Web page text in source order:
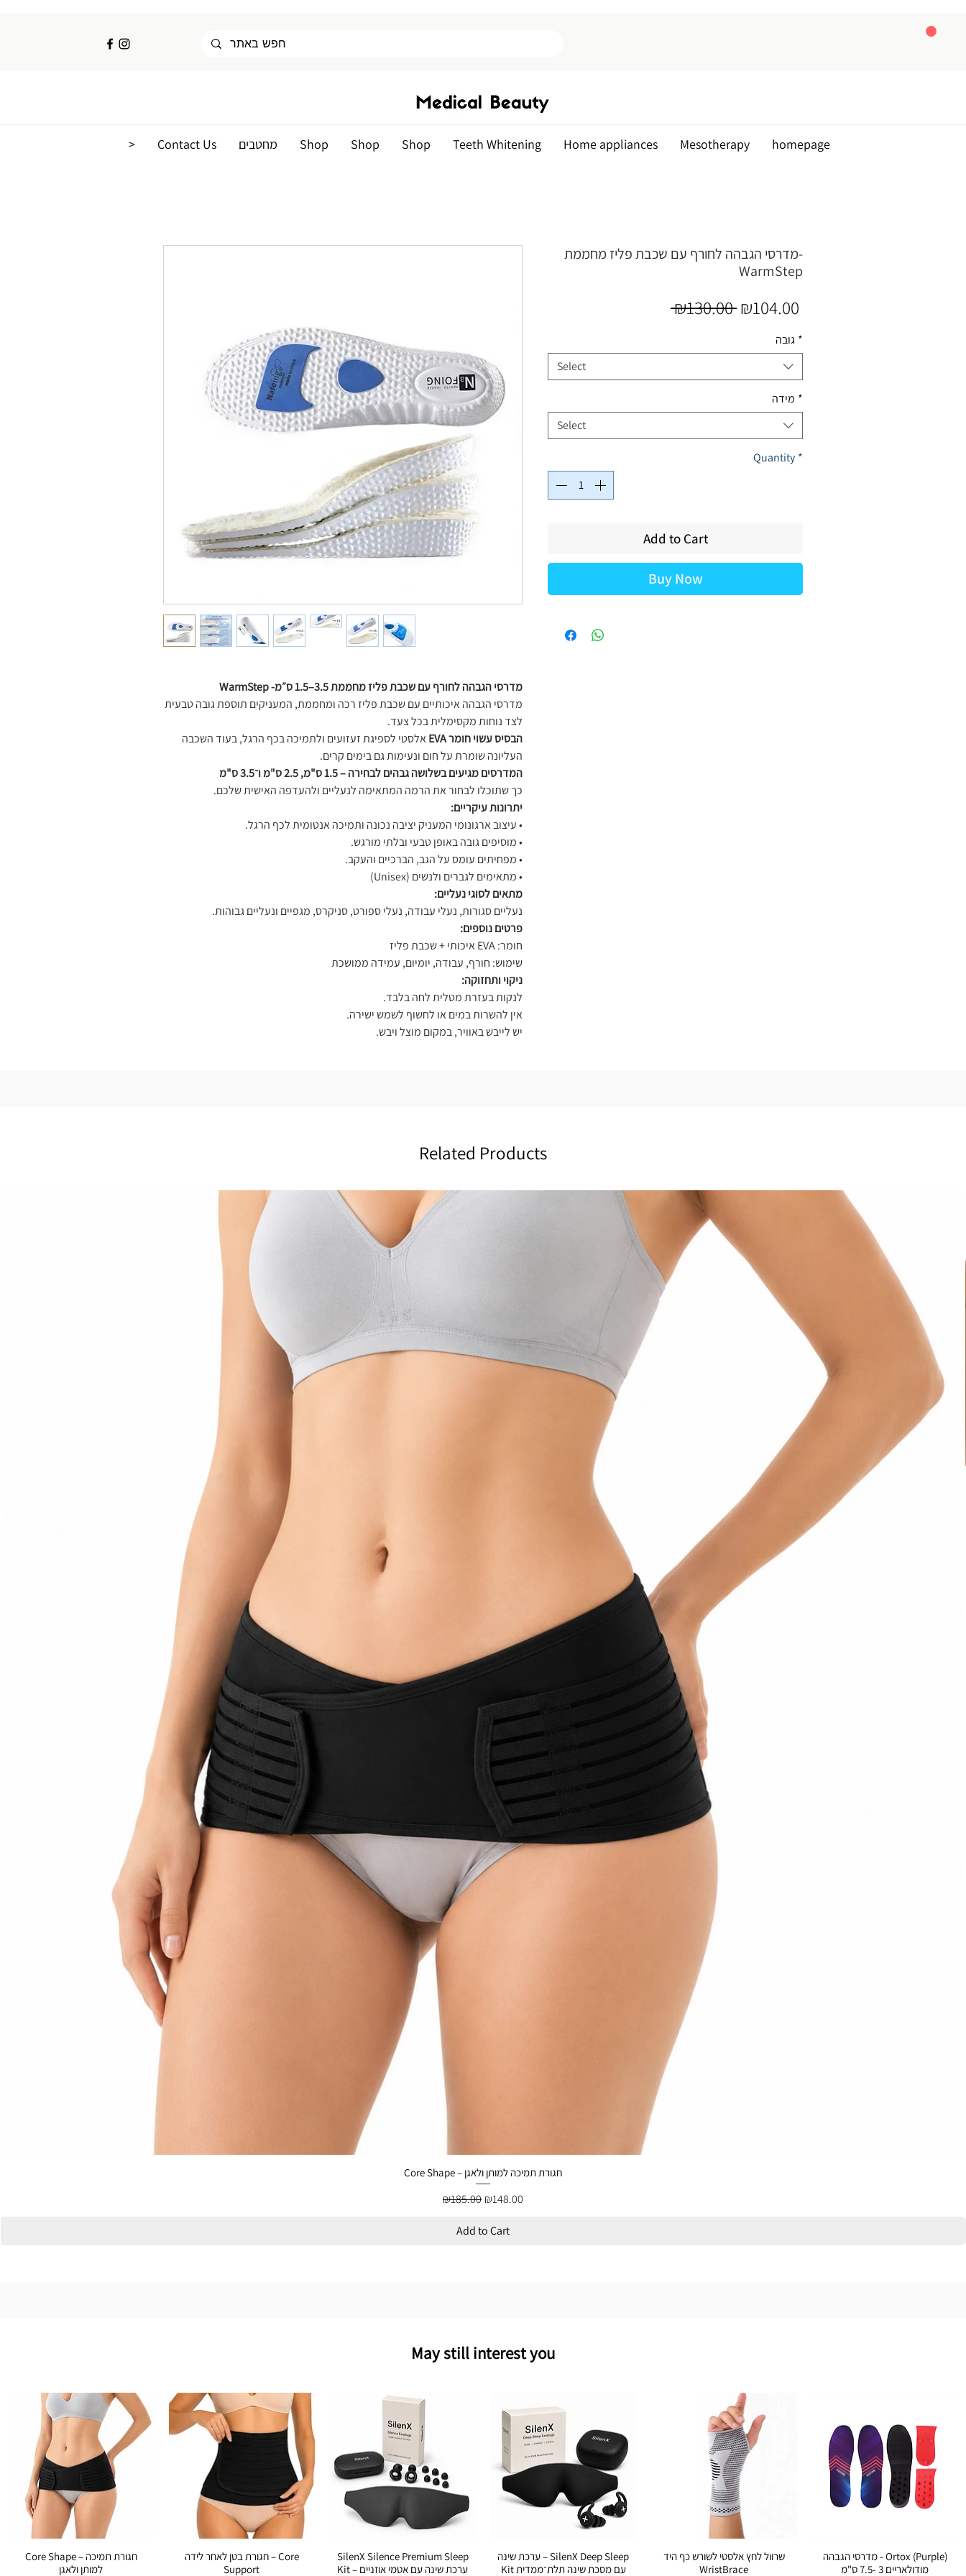
homepage
Mesotherapy
Home appliances
Teeth Whitening
Shop
Shop
Shop מחטבים Contact Us
<
מדרסי הגבהה לחורף עם שכבת פליז מחממת ‎1.5–3.5 ס״מ- WarmStep
מדרסי הגבהה איכותיים עם שכבת פליז רכה ומחממת, המעניקים תוספת גובה טבעית
לצד נוחות מקסימלית בכל צעד.
הבסיס עשוי חומר EVA
אלסטי לספיגת זעזועים ולתמיכה בכף הרגל, בעוד השכבה
העליונה שומרת על חום ונעימות גם בימים קרים.
המדרסים מגיעים בשלושה גבהים לבחירה – ‎1.5 ס"מ, ‎2.5 ס"מ ו־‎3.5 ס"מ
כך שתוכלו לבחור את הרמה המתאימה לנעליים ולהעדפה האישית שלכם.
יתרונות עיקריים:
• עיצוב ארגונומי המעניק יציבה נכונה ותמיכה אנטומית לכף הרגל.
• מוסיפים גובה באופן טבעי ובלתי מורגש.
• מפחיתים עומס על הגב, הברכיים והעקב.
• מתאימים לגברים ולנשים (Unisex)
מתאים לסוגי נעליים:
נעליים סגורות, נעלי עבודה, נעלי ספורט, סניקרס, מגפיים ונעליים גבוהות.
פרטים נוספים:
חומר: EVA איכותי + שכבת פליז
שימוש: חורף, עבודה, יומיום, עמידה ממושכת
ניקוי ותחזוקה:
לנקות בעזרת מטלית לחה בלבד.
אין להשרות במים או לחשוף לשמש ישירה.
יש לייבש באוויר, במקום מוצל ויבש.
מדרסי הגבהה לחורף עם שכבת פליז מחממת-
WarmStep
₪130.00 Regular
₪104.00
Price גובה *
Select
מידה *
Select
Quantity *
Add to Cart
Buy Now
Related Products
Core Shape – חגורת תמיכה למותן ולאגן
Regular Price
₪185.00 Sale Price
₪148.00
Add to Cart
May still interest you
Core Shape – חגורת תמיכה
למותן ולאגן
חגורת בטן לאחר לידה – Core
Support
SilenX Silence Premium Sleep
Kit – ערכת שינה עם אטמי אוזניים
ערכת שינה – SilenX Deep Sleep
Kit עם מסכת שינה תלת־ממדית
שרוול לחץ אלסטי לשורש כף היד
WristBrace
מדרסי הגבהה - Ortox (Purple)
מודולאריים 3 -7.5 ס"מ